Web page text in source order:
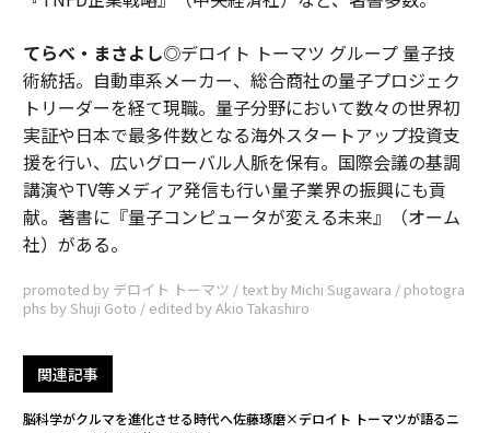
てらべ・まさよし◎デロイト トーマツ グループ 量子技
術統括。自動車系メーカー、総合商社の量子プロジェク
トリーダーを経て現職。量子分野において数々の世界初
実証や日本で最多件数となる海外スタートアップ投資支
援を行い、広いグローバル人脈を保有。国際会議の基調
講演やTV等メディア発信も行い量子業界の振興にも貢
献。著書に『量子コンピュータが変える未来』（オーム
社）がある。
promoted by デロイト トーマツ / text by Michi Sugawara / photogra
phs by Shuji Goto / edited by Akio Takashiro
関連記事
脳科学がクルマを進化させる時代へ――佐藤琢磨×デロイト トーマツが語るニ